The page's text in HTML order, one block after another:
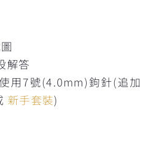
解答
用7號(4.0mm)鉤針(追加
新手套裝)